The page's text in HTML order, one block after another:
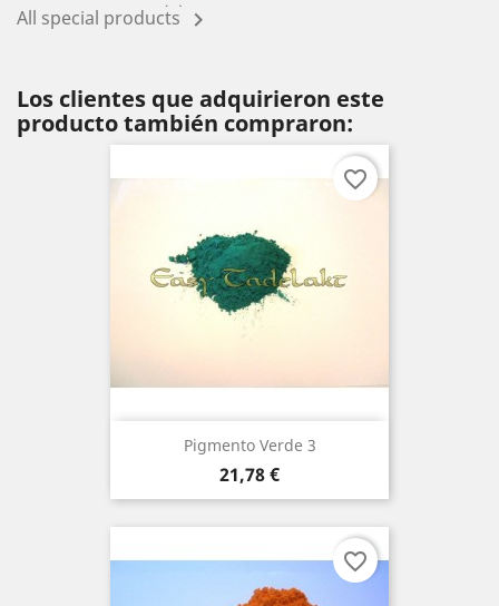
2 Review(s)
All special products 
Los clientes que adquirieron este
producto también compraron:
Pigmento Verde 3
Precio
21,78 €
favorite_border
favorite_border